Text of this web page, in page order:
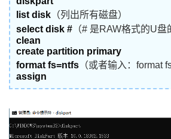
list disk （列出所有磁盘）
select disk # （# 是RAW格式的U盘
clean
create partition primary
format fs=ntfs （或者输入：format
assign